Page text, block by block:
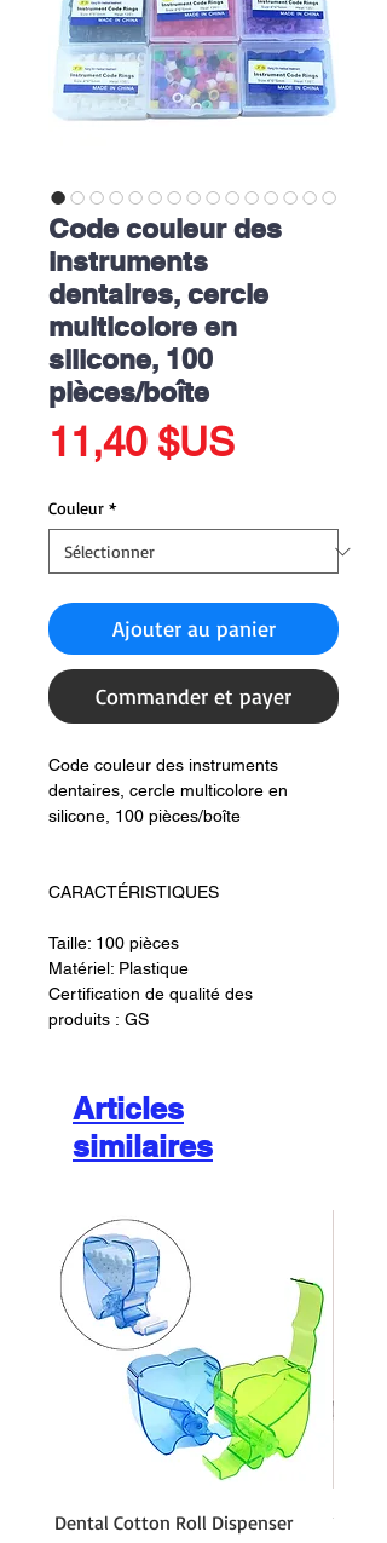
Code couleur des
instruments
dentaires, cercle
multicolore en
silicone, 100
pièces/boîte
11,40 $USPrix
Couleur *
Ajouter au panier
Commander et payer
Code couleur des instruments
dentaires, cercle multicolore en
silicone, 100 pièces/boîte
CARACTÉRISTIQUES
Taille: 100 pièces
Matériel: Plastique
Certification de qualité des
produits : GS
Articles
similaires
Dental Cotton Roll Dispenser